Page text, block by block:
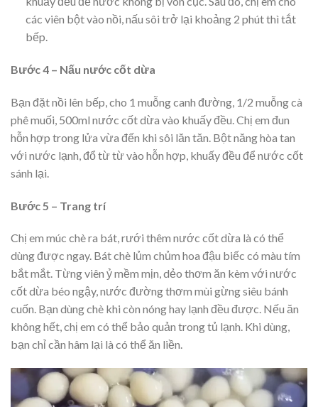
các viên bột vào nồi, nấu sôi trở lại khoảng 2 phút thì tắt
bếp.
Bước 4 – Nấu nước cốt dừa
Bạn đặt nồi lên bếp, cho 1 muỗng canh đường, 1/2 muỗng cà
phê muối, 500ml nước cốt dừa vào khuấy đều. Chị em đun
hỗn hợp trong lửa vừa đến khi sôi lăn tăn. Bột năng hòa tan
với nước lạnh, đổ từ từ vào hỗn hợp, khuấy đều để nước cốt
sánh lại.
Bước 5 – Trang trí
Chị em múc chè ra bát, rưới thêm nước cốt dừa là có thể
dùng được ngay. Bát chè lủm chủm hoa đậu biếc có màu tím
bắt mắt. Từng viên ỷ mềm mịn, dẻo thơm ăn kèm với nước
cốt dừa béo ngậy, nước đường thơm mùi gừng siêu bánh
cuốn. Bạn dùng chè khi còn nóng hay lạnh đều được. Nếu ăn
không hết, chị em có thể bảo quản trong tủ lạnh. Khi dùng,
bạn chỉ cần hâm lại là có thể ăn liền.